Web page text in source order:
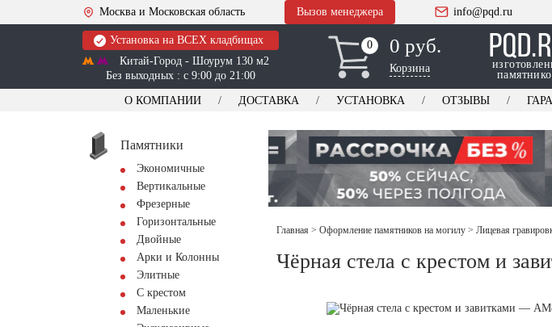
Москва и Московская область Вызов менеджера info@pqd.ru
Установка на ВСЕХ кладбищах
Китай-Город - Шоурум 130 м2
Без выходных : с 9:00 до 21:00
0
0 0 руб.
Корзина
О КОМПАНИИ ДОСТАВКА УСТАНОВКА ОТЗЫВЫ
Памятники
Экономичные
Вертикальные
Фрезерные
Горизонтальные
Двойные
Арки и Колонны
Элитные
С крестом
Маленькие
Главная > Оформление памятников на могилу > Лицевая
Чёрная стела с крестом и